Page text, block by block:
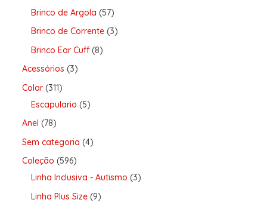
Brinco de Argola 57
Brinco de Corrente 3
Brinco Ear Cuff 8
Acessórios 3
Colar 311
Escapulario 5
Anel 78
Sem categoria 4
Coleção 596
Linha Inclusiva - Autismo 3
Linha Plus Size 9